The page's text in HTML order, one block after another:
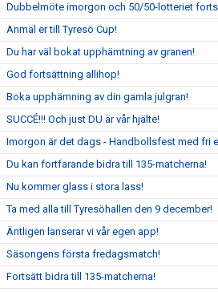
Dubbelmöte imorgon och 50/50-lotteriet
Anmäl er till Tyresö Cup!
Du har väl bokat upphämtning av granen!
God fortsättning allihop!
Boka upphämning av din gamla julgran!
SUCCÉ!!! Och just DU är vår hjälte!
Imorgon är det dags - Handbollsfest med fri
Du kan fortfarande bidra till 135-matcherna!
Nu kommer glass i stora lass!
Ta med alla till Tyresöhallen den 9 december!
Äntligen lanserar vi vår egen app!
Säsongens första fredagsmatch!
Fortsätt bidra till 135-matcherna!